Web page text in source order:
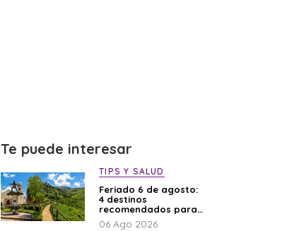
Te puede interesar
TIPS Y SALUD
Feriado 6 de agosto:
4 destinos
recomendados para
disfrutar el descanso
06 Ago 2026